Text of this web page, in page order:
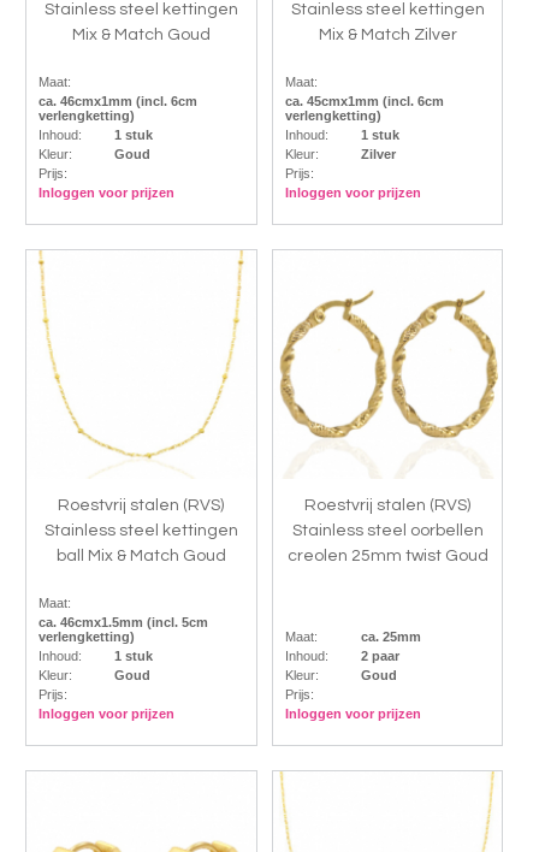
Stainless steel kettingen
Mix & Match Goud
Maat:
ca. 46cmx1mm (incl. 6cm
verlengketting)
Inhoud:
1 stuk
Kleur:
Goud
Prijs:
Inloggen voor prijzen
Stainless steel kettingen
Mix & Match Zilver
Maat:
ca. 45cmx1mm (incl. 6cm
verlengketting)
Inhoud:
1 stuk
Kleur:
Zilver
Prijs:
Inloggen voor prijzen
Roestvrij stalen (RVS)
Stainless steel kettingen
ball Mix & Match Goud
Maat:
ca. 46cmx1.5mm (incl. 5cm
verlengketting)
Inhoud:
1 stuk
Kleur:
Goud
Prijs:
Inloggen voor prijzen
Roestvrij stalen (RVS)
Stainless steel oorbellen
creolen 25mm twist Goud
Maat:
ca. 25mm
Inhoud:
2 paar
Kleur:
Goud
Prijs:
Inloggen voor prijzen